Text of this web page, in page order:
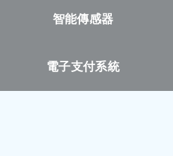
智能傳感器
電子支付系統